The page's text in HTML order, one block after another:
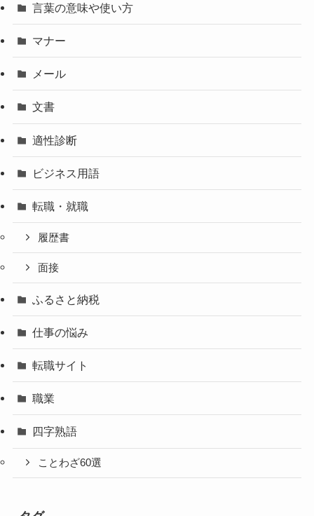
言葉の意味や使い方
マナー
メール
文書
適性診断
ビジネス用語
転職・就職
履歴書
面接
ふるさと納税
仕事の悩み
転職サイト
職業
四字熟語
ことわざ60選